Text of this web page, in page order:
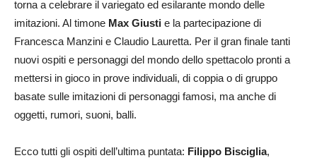
torna a celebrare il variegato ed esilarante mondo delle
imitazioni. Al timone Max Giusti e la partecipazione di
Francesca Manzini e Claudio Lauretta. Per il gran finale tanti
nuovi ospiti e personaggi del mondo dello spettacolo pronti a
mettersi in gioco in prove individuali, di coppia o di gruppo
basate sulle imitazioni di personaggi famosi, ma anche di
oggetti, rumori, suoni, balli.
Ecco tutti gli ospiti dell’ultima puntata: Filippo Bisciglia,